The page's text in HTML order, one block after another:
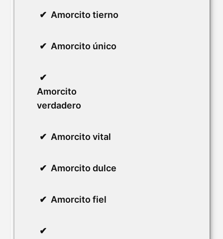
Amorcito tierno
Amorcito único
Amorcito
verdadero
Amorcito vital
Amorcito dulce
Amorcito fiel